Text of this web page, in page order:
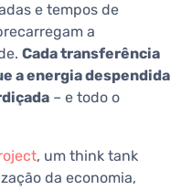
e tempos de
a
Cada transferência
a energia despendida
– e todo o
, um think tank
da economia,